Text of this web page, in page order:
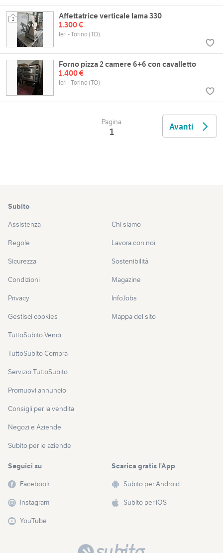
2
Affettatrice verticale lama 330
1.300 €
Ieri - Torino (TO)
Forno pizza 2 camere 6+6 con cavalletto
1.400 €
Ieri - Torino (TO)
Pagina
1 Avanti
Subito
Assistenza
Regole
Sicurezza
Condizioni
Privacy
Gestisci cookies
TuttoSubito Vendi
TuttoSubito Compra
Servizio TuttoSubito
Promuovi annuncio
Consigli per la vendita
Negozi e Aziende
Subito per le aziende
Chi siamo
Lavora con noi
Sostenibilità
Magazine
InfoJobs
Mappa del sito
Seguici su
Facebook
Instagram
YouTube
Scarica gratis l’App
Subito per Android
Subito per iOS